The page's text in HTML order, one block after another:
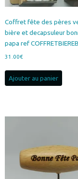
Coffret fête des pères
bière et decapsuleur
papa ref
31.00€
Ajouter au panier